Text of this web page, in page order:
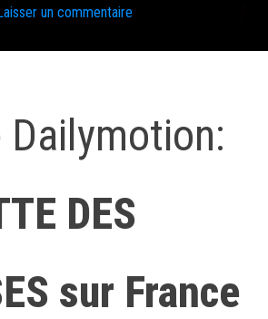
un commentaire
Dailymotion:
DES
sur France